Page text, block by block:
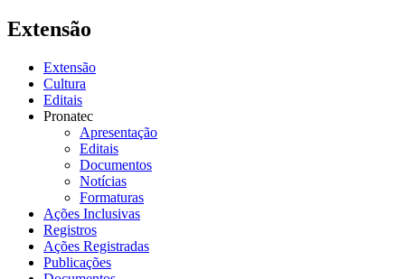
Extensão
Extensão
Cultura
Editais
Pronatec
Apresentação
Editais
Documentos
Notícias
Formaturas
Ações Inclusivas
Registros
Ações Registradas
Publicações